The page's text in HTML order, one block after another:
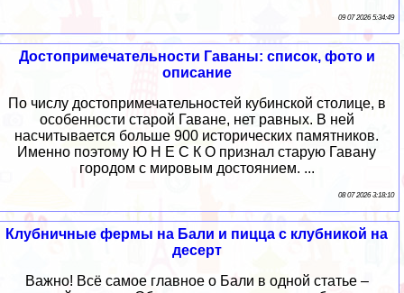
09 07 2026 5:34:49
Достопримечательности Гаваны: список, фото и
описание
По числу достопримечательностей кубинской столице, в
особенности старой Гаване, нет равных. В ней
насчитывается больше 900 исторических памятников.
Именно поэтому Ю Н Е С К О признал старую Гавану
городом с мировым достоянием. ...
08 07 2026 3:18:10
Клубничные фермы на Бали и пицца с клубникой на
десерт
Важно! Всё самое главное о Бали в одной статье –